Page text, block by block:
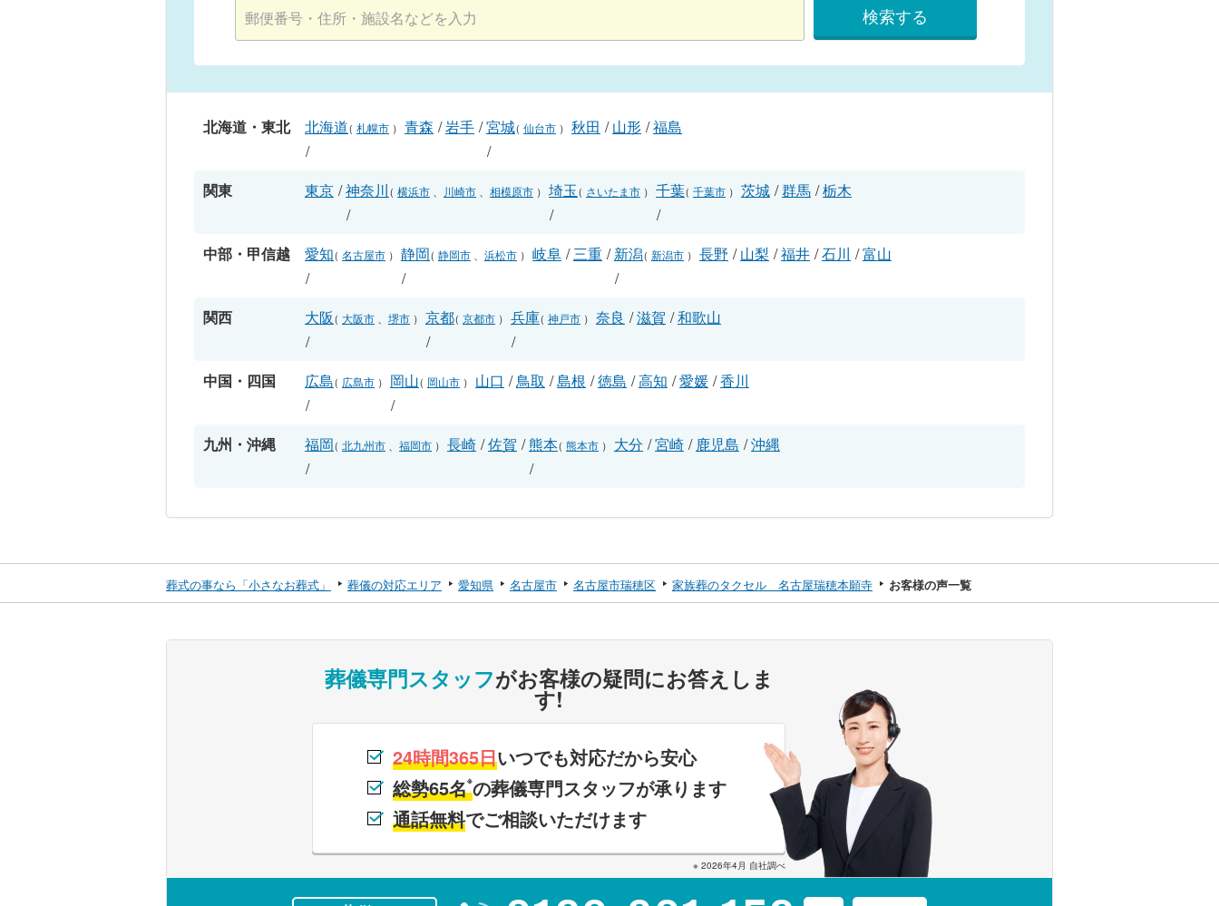
検索する
北海道・東北 北海道（ 札幌市 ）
/
青森 /岩手 /宮城（ 仙台市 ）
/
秋田 /山形 /福島
関東 東京 /神奈川（ 横浜市 川崎市 相模原市 ）
/
埼玉（ さいたま市 ）
/
千葉（ 千葉市 ）
/
茨城 /群馬 /栃木
中部・甲信越 愛知（ 名古屋市 ）
/
静岡（ 静岡市 浜松市 ）
/
岐阜 /三重 /新潟（ 新潟市 ）
/
長野 /山梨 /福井 /石川 /富山
関西 大阪（ 大阪市 堺市 ）
/
京都（ 京都市 ）
/
兵庫（ 神戸市 ）
/
奈良 /滋賀 /和歌山
中国・四国 広島（ 広島市 ）
/
岡山（ 岡山市 ）
/
山口 /鳥取 /島根 /徳島 /高知 /愛媛 /香川
九州・沖縄 福岡（ 北九州市 福岡市 ）
/
長崎 /佐賀 /熊本（ 熊本市 ）
/
大分 /宮崎 / 鹿児島 /沖縄
葬式の事なら「小さなお葬式」 葬儀の対応エリア 愛知県 名古屋市 名古屋市瑞穂区 家族葬のタクセル 名古屋瑞穂本願寺 お客様の声一覧
葬儀専門スタッフがお客様の疑問にお答えしま
す!
24時間365日いつでも対応だから安心
総勢65名※の葬儀専門スタッフが承ります
通話無料でご相談いただけます
※ 2026年4月 自社調べ